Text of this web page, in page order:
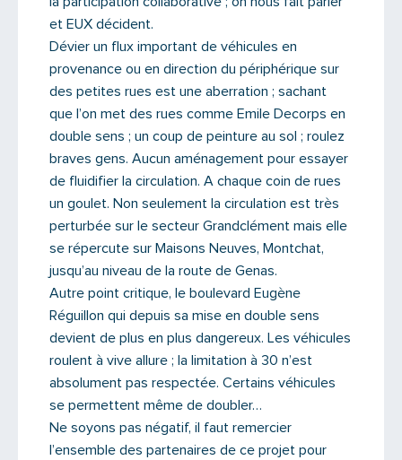
et EUX décident.
Dévier un flux important de véhicules en
provenance ou en direction du périphérique sur
des petites rues est une aberration ; sachant
que l’on met des rues comme Emile Decorps en
double sens ; un coup de peinture au sol ; roulez
braves gens. Aucun aménagement pour essayer
de fluidifier la circulation. A chaque coin de rues
un goulet. Non seulement la circulation est très
perturbée sur le secteur Grandclément mais elle
se répercute sur Maisons Neuves, Montchat,
jusqu’au niveau de la route de Genas.
Autre point critique, le boulevard Eugène
Réguillon qui depuis sa mise en double sens
devient de plus en plus dangereux. Les véhicules
roulent à vive allure ; la limitation à 30 n’est
absolument pas respectée. Certains véhicules
se permettent même de doubler…
Ne soyons pas négatif, il faut remercier
l’ensemble des partenaires de ce projet pour